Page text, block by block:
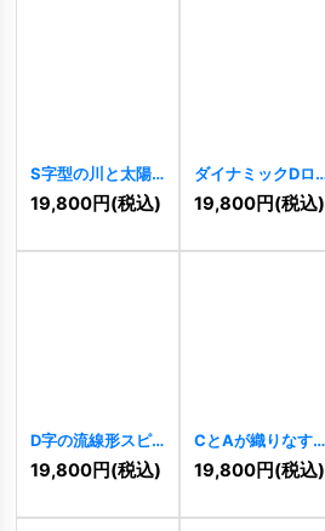
S字型の川と太陽
をモチーフにした
ダイナミックなロ
19,800円(税込)
ダイナミックDロ
ゴ[ 11276]
19,800円(税込)
D字の流線形スピ
ードロゴ [11262]
19,800円(税込)
CとAが織りなす
洗練されたモダン
ロゴ 11252]
19,800円(税込)